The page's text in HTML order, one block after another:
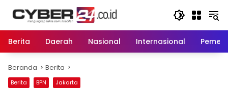
Berita
Daerah Nasional Internasional
Beranda Berita
Berita BPN Jakarta